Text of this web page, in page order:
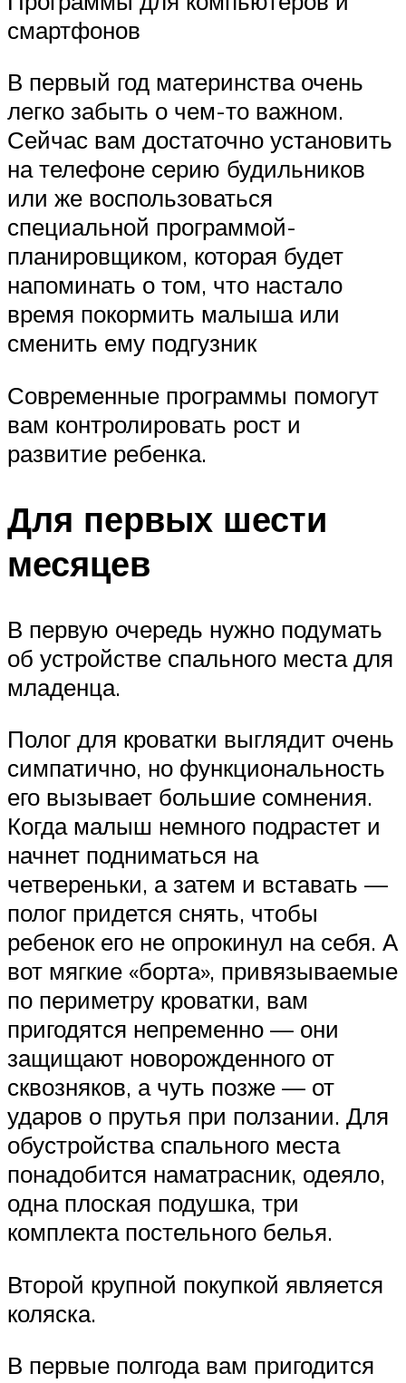
смартфонов
В первый год материнства очень
легко забыть о чем-то важном.
Сейчас вам достаточно установить
на телефоне серию будильников
или же воспользоваться
специальной программой-
планировщиком, которая будет
напоминать о том, что настало
время покормить малыша или
сменить ему подгузник
Современные программы помогут
вам контролировать рост и
развитие ребенка.
Для первых шести
месяцев
В первую очередь нужно подумать
об устройстве спального места для
младенца.
Полог для кроватки выглядит очень
симпатично, но функциональность
его вызывает большие сомнения.
Когда малыш немного подрастет и
начнет подниматься на
четвереньки, а затем и вставать —
полог придется снять, чтобы
ребенок его не опрокинул на себя. А
вот мягкие «борта», привязываемые
по периметру кроватки, вам
пригодятся непременно — они
защищают новорожденного от
сквозняков, а чуть позже — от
ударов о прутья при ползании. Для
обустройства спального места
понадобится наматрасник, одеяло,
одна плоская подушка, три
комплекта постельного белья.
Второй крупной покупкой является
коляска.
В первые полгода вам пригодится